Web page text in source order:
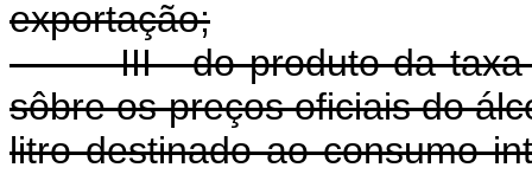
exportação;
III - do produto da taxa
sôbre os preços oficiais do
litro destinado ao consumo